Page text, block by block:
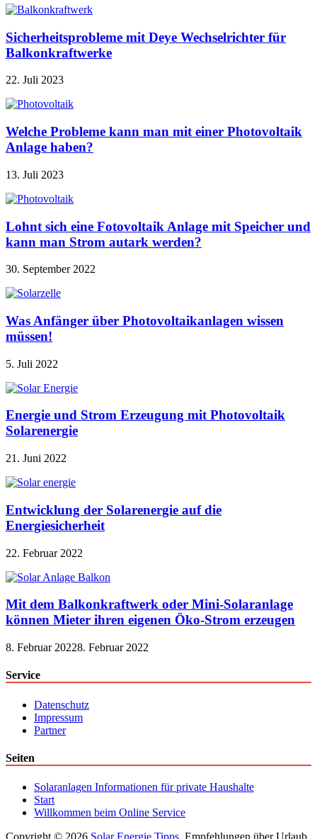
Sicherheitsprobleme mit Deye Wechselrichter für
Balkonkraftwerke
22. Juli 2023
Welche Probleme kann man mit einer Photovoltaik
Anlage haben?
13. Juli 2023
Lohnt sich eine Fotovoltaik Anlage mit Speicher und
kann man Strom autark werden?
30. September 2022
Was Anfänger über Photovoltaikanlagen wissen
müssen!
5. Juli 2022
Energie und Strom Erzeugung mit Photovoltaik
Solarenergie
21. Juni 2022
Entwicklung der Solarenergie auf die
Energiesicherheit
22. Februar 2022
Mit dem Balkonkraftwerk oder Mini-Solaranlage
können Mieter ihren eigenen Öko-Strom erzeugen
8. Februar 20228. Februar 2022
Service
Datenschutz
Impressum
Partner
Seiten
Solaranlagen Informationen für private Haushalte
Start
Willkommen beim Online Service
Copyright © 2026 Solar Energie Tipps . Empfehlungen über Urlaub